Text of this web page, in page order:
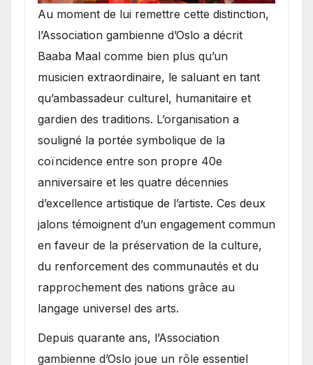
​Au moment de lui remettre cette distinction,
l’Association gambienne d’Oslo a décrit
Baaba Maal comme bien plus qu’un
musicien extraordinaire, le saluant en tant
qu’ambassadeur culturel, humanitaire et
gardien des traditions. L’organisation a
souligné la portée symbolique de la
coïncidence entre son propre 40e
anniversaire et les quatre décennies
d’excellence artistique de l’artiste. Ces deux
jalons témoignent d’un engagement commun
en faveur de la préservation de la culture,
du renforcement des communautés et du
rapprochement des nations grâce au
langage universel des arts.
​Depuis quarante ans, l’Association
gambienne d’Oslo joue un rôle essentiel